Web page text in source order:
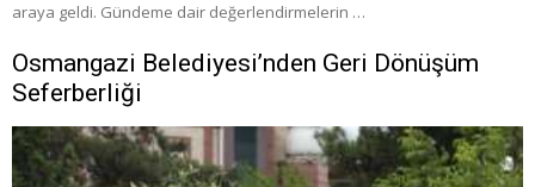
araya geldi. Gündeme dair değerlendirmelerin …
Osmangazi Belediyesi’nden Geri Dönüşüm
Seferberliği